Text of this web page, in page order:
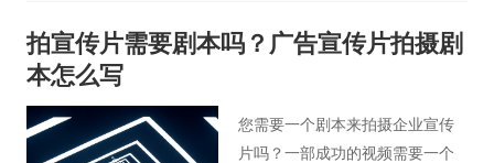
告主和受众的需求。人们对微电
影制作也充满热情。在品牌传播
式已经不能满足新时代的发展要
求。基于新媒体时代的微电影广
拍宣传片需要剧本吗？广告宣传片拍摄剧
本怎么写
您需要一个剧本来拍摄企业宣传
片吗？一部成功的视频需要一个